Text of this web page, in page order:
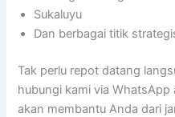
Sukaluyu
Dan berbagai titik
Tak perlu repot datang
hubungi kami via
akan membantu Anda dari